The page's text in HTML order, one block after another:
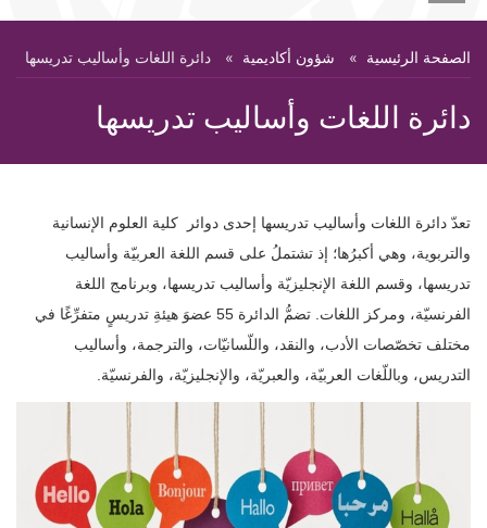
الصفحة الرئيسية شؤون أكاديمية دائرة اللغات وأساليب تدريسها
دائرة اللغات وأساليب تدريسها
تعدّ دائرة اللغات وأساليب تدريسها إحدى دوائر كلية العلوم الإنسانية
والتربوية، وهي أكبرُها؛ إذ تشتملُ على قسم اللغة العربيّة وأساليب
تدريسها، وقسم اللغة الإنجليزيّة وأساليب تدريسها، وبرنامج اللغة
الفرنسيّة، ومركز اللغات. تضمُّ الدائرة 55 عضوَ هيئةِ تدريسٍ متفرِّغًا في
مختلف تخصّصات الأدب، والنقد، واللّسانيّات، والترجمة، وأساليب
التدريس، وباللّغات العربيّة، والعبريّة، والإنجليزيّة، والفرنسيّة.